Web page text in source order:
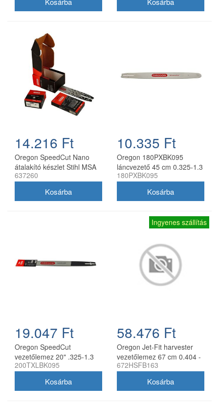
14.216 Ft
Oregon SpeedCut Nano
átalakító készlet Stihl MSA
161T 10" 325 1,1 mm
637260
10.335 Ft
Oregon 180PXBK095
láncvezető 45 cm 0.325-1.3
mm 72 szemes Husqvarna
180PXBK095
19.047 Ft
Oregon SpeedCut
vezetőlemez 20" .325-1.3
mm 78 szem Husqvarna
200TXLBK095
Ingyenes szállítás
58.476 Ft
Oregon Jet-Fit harvester
vezetőlemez 67 cm 0.404 -
2.0 mm
672HSFB163